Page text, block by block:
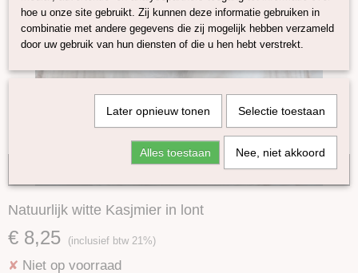
Tijdelijk niet op voorraad
Natuurlijk witte Kasjmier in lont
€ 8,25 (inclusief btw 21%)
✘ Niet op voorraad
hoe u onze site gebruikt. Zij kunnen deze informatie gebruiken in
combinatie met andere gegevens die zij mogelijk hebben verzameld
door uw gebruik van hun diensten of die u hen hebt verstrekt.
Later opnieuw tonen Selectie toestaan
Alles toestaan Nee, niet akkoord